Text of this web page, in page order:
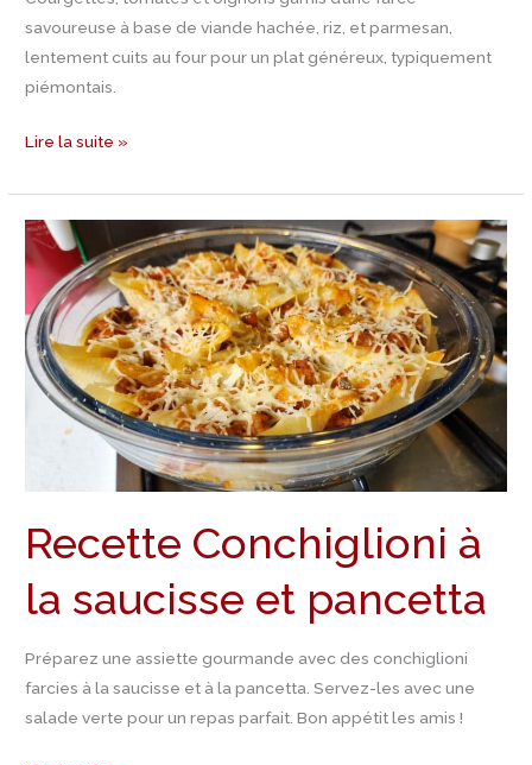
savoureuse à base de viande hachée, riz, et parmesan,
lentement cuits au four pour un plat généreux, typiquement
piémontais.
Lire la suite »
Recette Conchiglioni à
la saucisse et pancetta
Préparez une assiette gourmande avec des conchiglioni
farcies à la saucisse et à la pancetta. Servez-les avec une
salade verte pour un repas parfait. Bon appétit les amis !
Recette
Conchiglioni
la
saucisse
et
pancetta